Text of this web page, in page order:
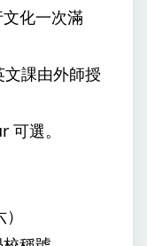
化一次滿
課由外師授
選。